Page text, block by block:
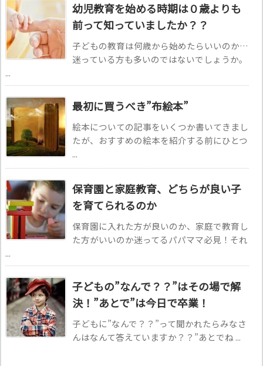
幼児教育を始める時期は０歳よりも
前って知っていましたか？？
子どもの教育は何歳から始めたらいいのか…
迷っている方も多いのではないでしょうか。
...
最初に買うべき”布絵本”
絵本についての記事をいくつか書いてきまし
たが、おすすめの絵本を紹介する前にひとつ
...
保育園と家庭教育、どちらが良い子
を育てられるのか
保育園に入れた方が良いのか、家庭で教育し
た方がいいのか迷ってるパパママ必見！それ
...
子どもの”なんで？？”はその場で解
決！”あとで”は今日で卒業！
子どもに”なんで？？”って聞かれたらみなさ
んはなんて答えていますか？？”あとでね ...